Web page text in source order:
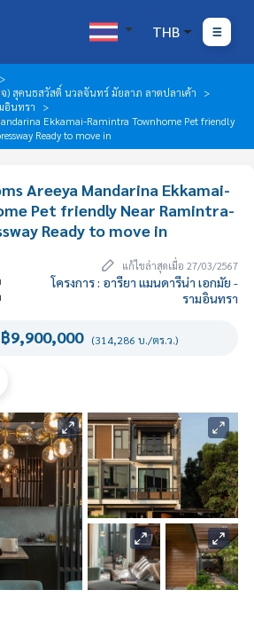
THB
) สุคนธสวัสดิ์ นวลจันทร์ มัยลาภ ลาดปลาเค้า
อินทรา
Ekkamai-Ramintra Townhome Pet friendly
Ready to move in
Areeya Mandarina Ekkamai-
Pet friendly Near Ramintra-
Ready to move in
แก้ไขล่าสุดเมื่อ 27/03/2567
โครงการ : อารียา แมนดารีน่า เอกมัย -
รามอินทรา
฿9,900,000 (314,286 บ./ตร.ว.)